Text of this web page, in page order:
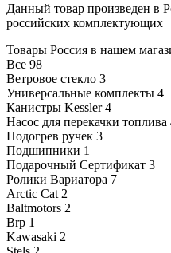
Данный товар произведен в
российских комплектующих
Товары Россия в нашем
Все 98
Ветровое стекло 3
Универсальные комплекты 4
Канистры Kessler 4
Насос для перекачки топлива
Подогрев ручек 3
Подшипники 1
Подарочный Сертификат 3
Ролики Вариатора 7
Arctic Cat 2
Baltmotors 2
Brp 1
Kawasaki 2